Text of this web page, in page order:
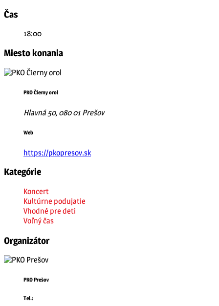
Čas
18:00
Miesto konania
PKO Čierny orol
Hlavná 50, 080 01 Prešov
Web
https://pkopresov.sk
Kategórie
Koncert
Kultúrne podujatie
Vhodné pre deti
Voľný čas
Organizátor
PKO Prešov
Tel.: